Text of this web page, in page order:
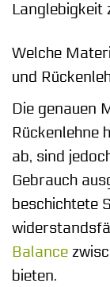
Langlebigkeit
Welche
und
Die genauen
Rückenlehne
ab, sind
Gebrauch
beschichtete
Balance
bieten.